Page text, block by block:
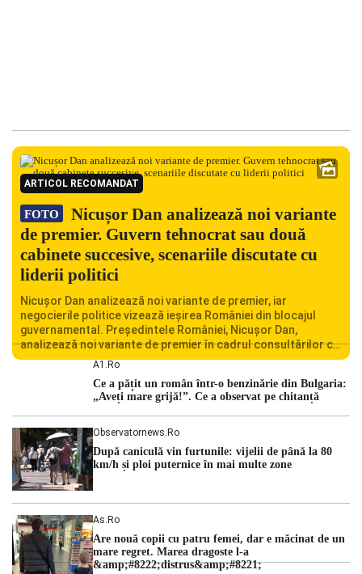
ARTICOL RECOMANDAT
FOTO
Nicușor Dan analizează noi variante
de premier. Guvern tehnocrat sau două
cabinete succesive, scenariile discutate cu
liderii politici
Nicușor Dan analizează noi variante de premier, iar
negocierile politice vizează ieșirea României din blocajul
guvernamental. Președintele României, Nicușor Dan,
analizează noi variante de premier în cadrul consultărilor cu
liderii politici. Ciprian Ciucu vorbește despre scenariul unui
succesive. Nicușor Dan analizează noi variante de premier
România traversează […]
A1.ro
Ce a pățit un român într-o benzinărie din Bulgaria:
„Aveți mare grijă!”. Ce a observat pe chitanță
Observatornews.ro
După caniculă vin furtunile: vijelii de până la 80
km/h și ploi puternice în mai multe zone
As.ro
Are nouă copii cu patru femei, dar e măcinat de un
mare regret. Marea dragoste l-a
&amp;#8222;distrus&amp;#8221;